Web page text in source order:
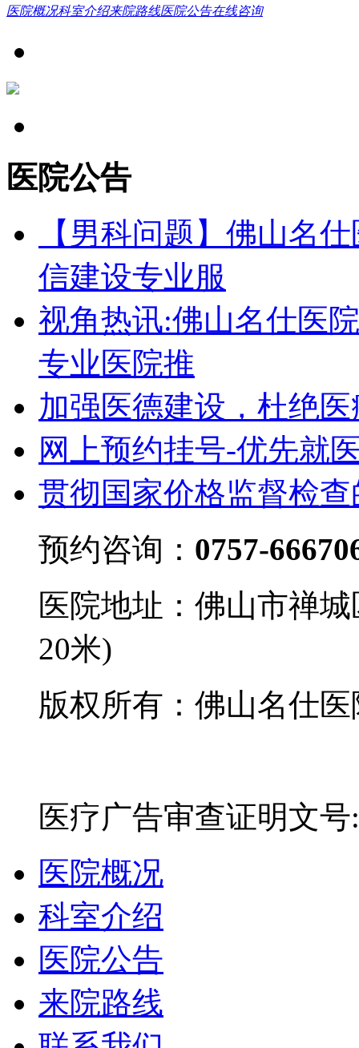
医院概况科室介绍来院路线医院公告在线咨询
医院公告
【男科问题】佛山名
信建设专业服
视角热讯:佛山名仕医
专业医院推
加强医德建设，杜绝
网上预约挂号-优先就
贯彻国家价格监督检
预约咨询： 0757-
医院地址：佛山市禅
20米)
版权所有：佛山名仕
医疗广告审查证明文
医院概况
科室介绍
医院公告
来院路线